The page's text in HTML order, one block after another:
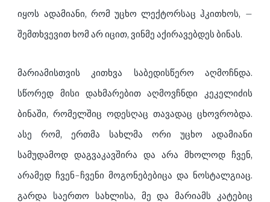
იყოს ადამიანი, რომ უცხო ლექტორსაც ჰკითხოს, –
შემთხვევით ხომ არ იცით, ვინმე აქირავებდეს ბინას.
მარიამისთვის კითხვა საბედისწერო აღმოჩნდა.
სწორედ მისი დახმარებით აღმოვჩნდი კეკელიძის
ბინაში, რომელშიც ოდესღაც თავადაც ცხოვრობდა.
ასე რომ, ერთმა სახლმა ორი უცხო ადამიანი
სამუდამოდ დაგვაკავშირა და არა მხოლოდ ჩვენ,
არამედ ჩვენ-ჩვენი მოგონებებიცა და ნოსტალგიაც.
გარდა საერთო სახლისა, მე და მარიამს კატებიც